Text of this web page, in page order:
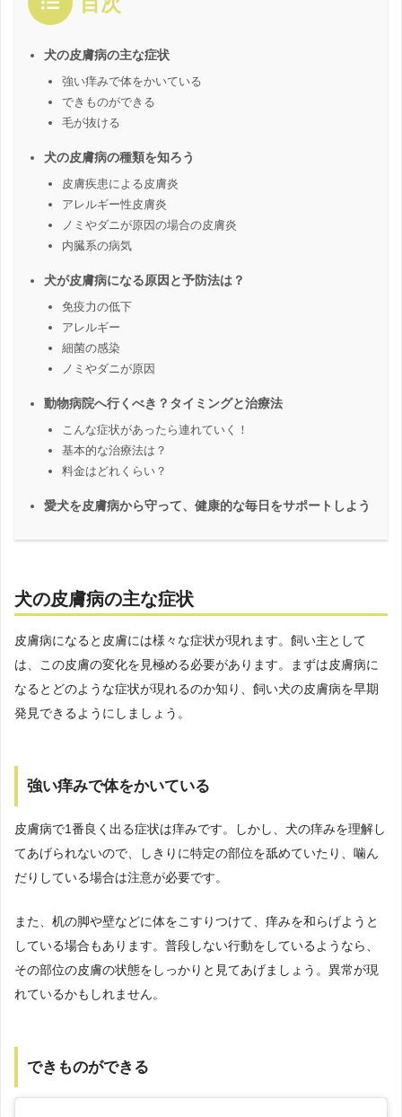
犬の皮膚病の主な症状
強い痒みで体をかいている
できものができる
毛が抜ける
犬の皮膚病の種類を知ろう
皮膚疾患による皮膚炎
アレルギー性皮膚炎
ノミやダニが原因の場合の皮膚炎
内臓系の病気
犬が皮膚病になる原因と予防法は？
免疫力の低下
アレルギー
細菌の感染
ノミやダニが原因
動物病院へ行くべき？タイミングと治療法
こんな症状があったら連れていく！
基本的な治療法は？
料金はどれくらい？
愛犬を皮膚病から守って、健康的な毎日をサポートしよう
犬の皮膚病の主な症状
皮膚病になると皮膚には様々な症状が現れます。飼い主として
は、この皮膚の変化を見極める必要があります。まずは皮膚病に
なるとどのような症状が現れるのか知り、飼い犬の皮膚病を早期
発見できるようにしましょう。
強い痒みで体をかいている
皮膚病で1番良く出る症状は痒みです。しかし、犬の痒みを理解し
てあげられないので、しきりに特定の部位を舐めていたり、噛ん
だりしている場合は注意が必要です。
また、机の脚や壁などに体をこすりつけて、痒みを和らげようと
している場合もあります。普段しない行動をしているようなら、
その部位の皮膚の状態をしっかりと見てあげましょう。異常が現
れているかもしれません。
できものができる